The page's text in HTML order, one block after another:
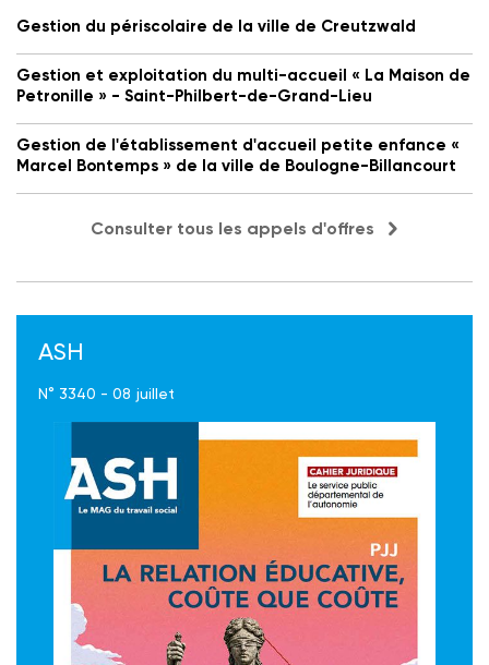
Gestion du périscolaire de la ville de Creutzwald
Gestion et exploitation du multi-accueil « La Maison de
Petronille » - Saint-Philbert-de-Grand-Lieu
Gestion de l'établissement d'accueil petite enfance «
Marcel Bontemps » de la ville de Boulogne-Billancourt
Consulter tous les appels d'offres
ASH
N° 3340 - 08 juillet